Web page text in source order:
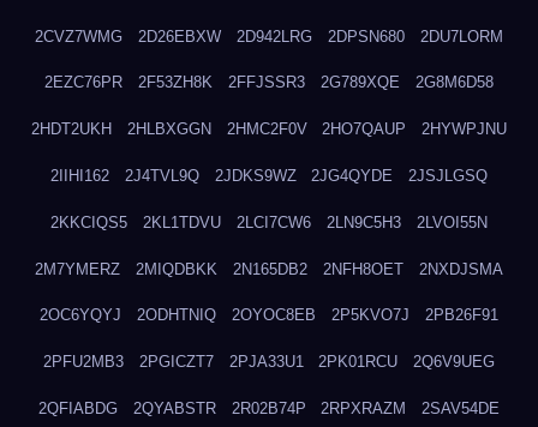
2CVZ7WMG 2D26EBXW 2D942LRG 2DPSN680 2DU7LORM
2EZC76PR 2F53ZH8K 2FFJSSR3 2G789XQE 2G8M6D58
2HDT2UKH 2HLBXGGN 2HMC2F0V 2HO7QAUP 2HYWPJNU
2IIHI162 2J4TVL9Q 2JDKS9WZ 2JG4QYDE 2JSJLGSQ
2KKCIQS5 2KL1TDVU 2LCI7CW6 2LN9C5H3 2LVOI55N
2M7YMERZ 2MIQDBKK 2N165DB2 2NFH8OET 2NXDJSMA
2OC6YQYJ 2ODHTNIQ 2OYOC8EB 2P5KVO7J 2PB26F91
2PFU2MB3 2PGICZT7 2PJA33U1 2PK01RCU 2Q6V9UEG
2QFIABDG 2QYABSTR 2R02B74P 2RPXRAZM 2SAV54DE